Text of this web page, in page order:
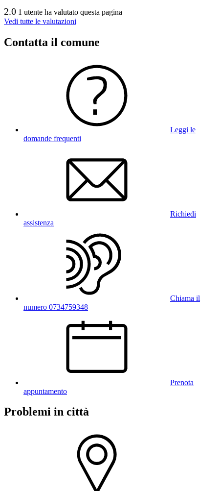
2.0 1 utente ha valutato questa pagina
Vedi tutte le valutazioni
Contatta il comune
Leggi le
domande frequenti
Richiedi
assistenza
Chiama il
numero 0734759348
Prenota
appuntamento
Problemi in città